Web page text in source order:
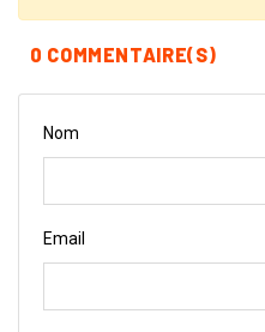
0 COMMENTAIRE(S)
Nom
Email